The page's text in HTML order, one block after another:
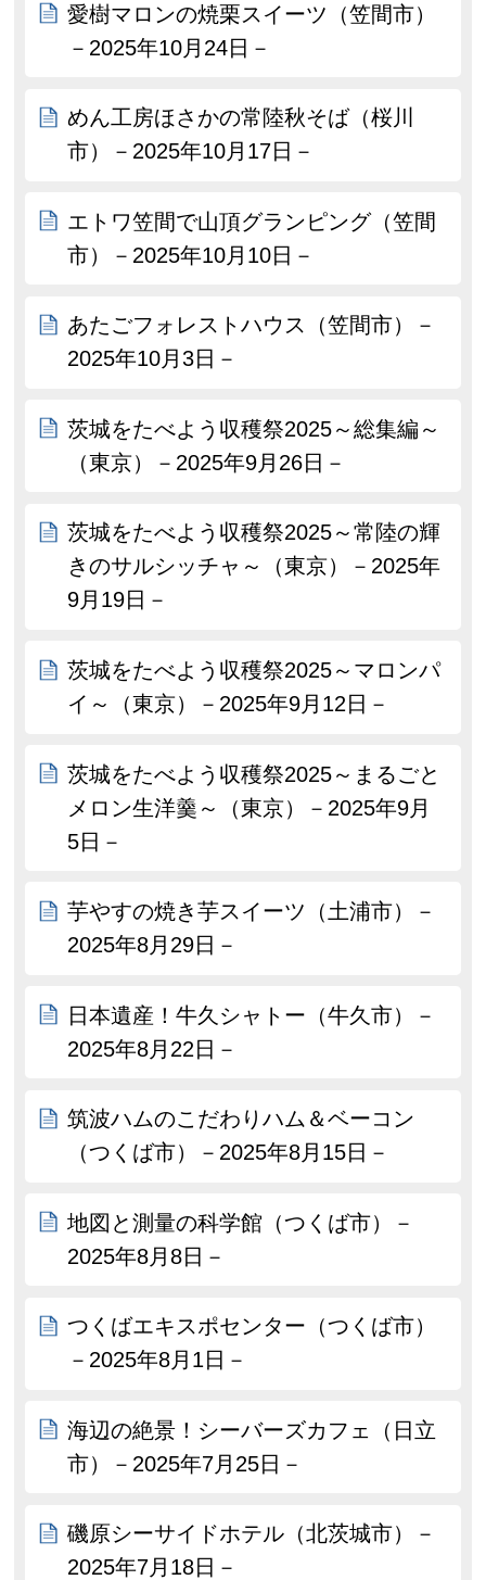
愛樹マロンの焼栗スイーツ（笠間市）
－2025年10月24日－
めん工房ほさかの常陸秋そば（桜川
市）－2025年10月17日－
エトワ笠間で山頂グランピング（笠間
市）－2025年10月10日－
あたごフォレストハウス（笠間市）－
2025年10月3日－
茨城をたべよう収穫祭2025～総集編～
（東京）－2025年9月26日－
茨城をたべよう収穫祭2025～常陸の輝
きのサルシッチャ～（東京）－2025年
9月19日－
茨城をたべよう収穫祭2025～マロンパ
イ～（東京）－2025年9月12日－
茨城をたべよう収穫祭2025～まるごと
メロン生洋羹～（東京）－2025年9月
5日－
芋やすの焼き芋スイーツ（土浦市）－
2025年8月29日－
日本遺産！牛久シャトー（牛久市）－
2025年8月22日－
筑波ハムのこだわりハム＆ベーコン
（つくば市）－2025年8月15日－
地図と測量の科学館（つくば市）－
2025年8月8日－
つくばエキスポセンター（つくば市）
－2025年8月1日－
海辺の絶景！シーバーズカフェ（日立
市）－2025年7月25日－
磯原シーサイドホテル（北茨城市）－
2025年7月18日－